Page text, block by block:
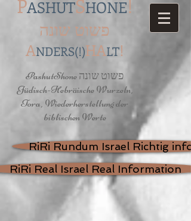
PASHUTSHONE!
פשוט שונה
ANDERS(!)HALT!
PashutShone פשוט שונה
Jüdisch-Hebräische Wurzeln,
Tora, Wiederherstellung der
biblischen Werte
RiRi Rundum Israel Richtig
RiRi Real Israel Real Information